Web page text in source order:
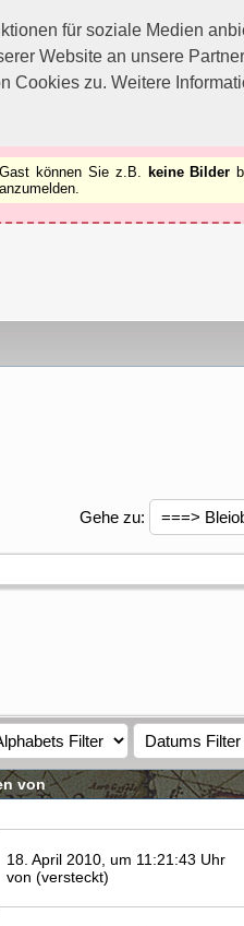
für soziale Medien
Website an unsere
Cookies zu. Weitere
können Sie z.B. keine Bilder
Gehe zu:
von
18. April 2010, um 11:21:43 Uhr
von (versteckt)